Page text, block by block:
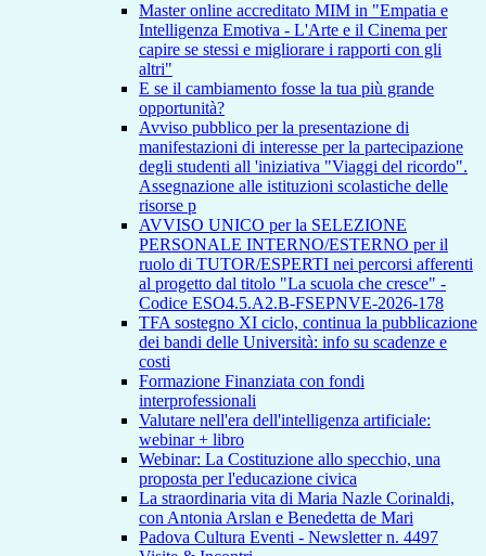
Master online accreditato MIM in "Empatia e
Intelligenza Emotiva - L'Arte e il Cinema per
capire se stessi e migliorare i rapporti con gli
altri"
E se il cambiamento fosse la tua più grande
opportunità?
Avviso pubblico per la presentazione di
manifestazioni di interesse per la partecipazione
degli studenti all 'iniziativa "Viaggi del ricordo".
Assegnazione alle istituzioni scolastiche delle
risorse p
AVVISO UNICO per la SELEZIONE
PERSONALE INTERNO/ESTERNO per il
ruolo di TUTOR/ESPERTI nei percorsi afferenti
al progetto dal titolo "La scuola che cresce" -
Codice ESO4.5.A2.B-FSEPNVE-2026-178
TFA sostegno XI ciclo, continua la pubblicazione
dei bandi delle Università: info su scadenze e
costi
Formazione Finanziata con fondi
interprofessionali
Valutare nell'era dell'intelligenza artificiale:
webinar + libro
Webinar: La Costituzione allo specchio, una
proposta per l'educazione civica
La straordinaria vita di Maria Nazle Corinaldi,
con Antonia Arslan e Benedetta de Mari
Padova Cultura Eventi - Newsletter n. 4497